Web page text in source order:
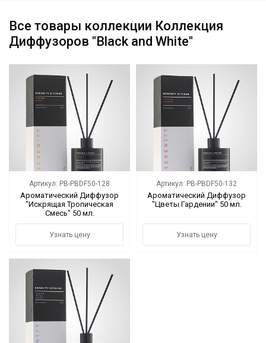
Новый год новинки
Хиты продаж
Коллекции
Мебель
Ванная комната
Свет
Текстиль
Ароматы
Посуда
Кролики, к Пасхе
Упаковка
Все товары коллекции Коллекция
Диффузоров "Black and White"
Артикул: PB-PBDF50-128
Ароматический Диффузор
"Искрящая Тропическая
Смесь" 50 мл.
Узнать цену
Артикул: PB-PBDF50-132
Ароматический Диффузор
"Цветы Гардении" 50 мл.
Узнать цену